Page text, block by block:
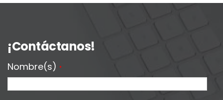
¡Contáctanos!
Nombre(s) *